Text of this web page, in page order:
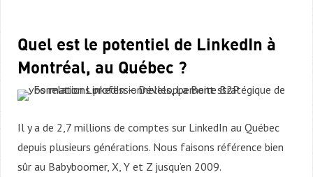
Quel est le potentiel de LinkedIn à
Montréal, au Québec ?
Il y a de 2,7 millions de comptes sur LinkedIn au Québec
depuis plusieurs générations. Nous faisons référence bien
sûr au Babyboomer, X, Y et Z jusqu’en 2009.